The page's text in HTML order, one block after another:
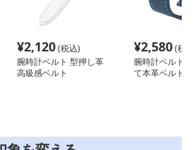
¥2,120(税込)
腕時計ベルト 型押し革
高級感ベルト
¥2,580(税
腕時計ベルト
て本革ベルト